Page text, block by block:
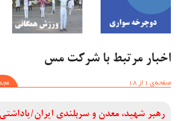
اخبار مرتبط با شرکت مس
صفحه‌ی 1 از 18
مجموعا
رهبر شهید، معدن و سربلندی ایران/